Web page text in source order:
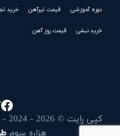
دوره آموزشی قیمت تیرآهن خرید
خرید نبشی قیمت روز آهن
هزاره سوم